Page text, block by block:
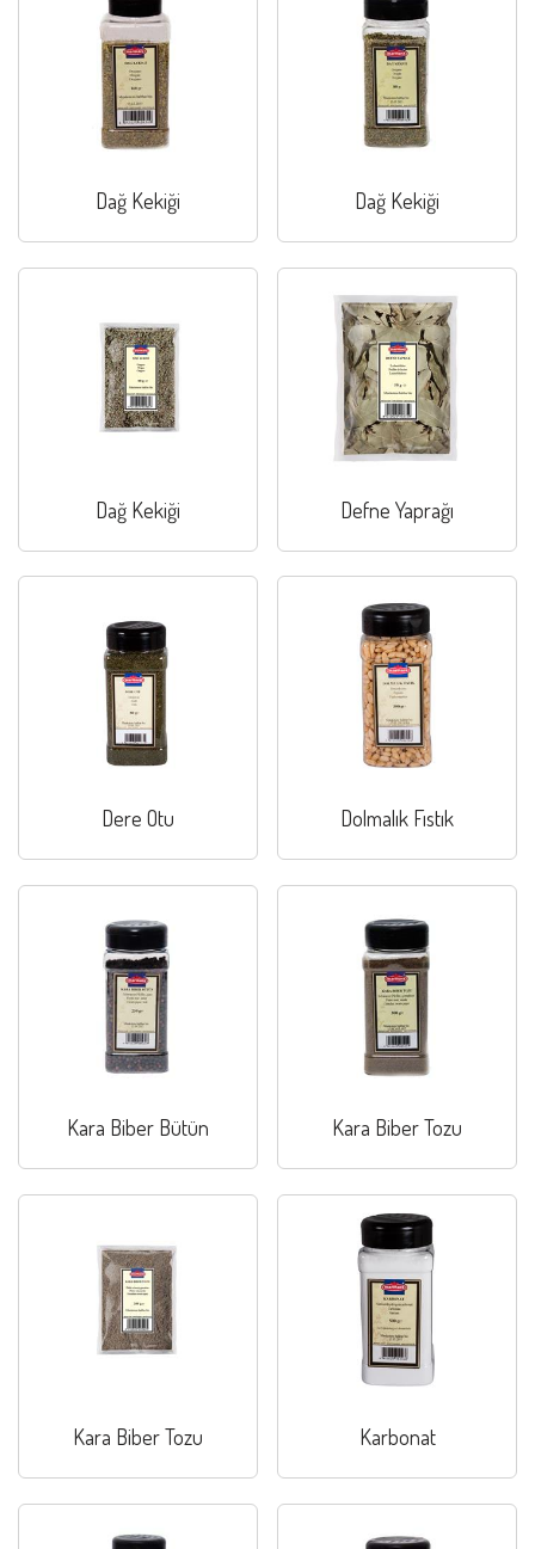
Dağ Kekiği Dağ Kekiği
Dağ Kekiği Defne Yaprağı
Dere Otu Dolmalık Fıstık
Kara Biber Bütün Kara Biber Tozu
Kara Biber Tozu Karbonat